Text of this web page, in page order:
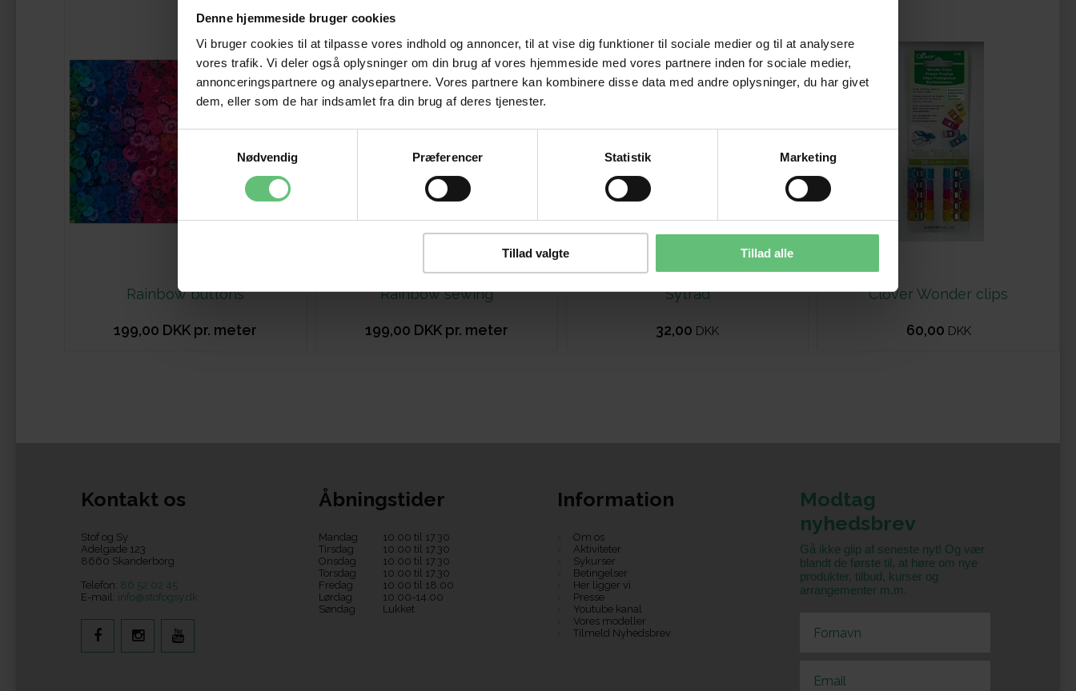
Denne hjemmeside bruger cookies
Vi bruger cookies til at tilpasse vores indhold og annoncer, til at vise dig funktioner til sociale medier og til at analysere
vores trafik. Vi deler også oplysninger om din brug af vores hjemmeside med vores partnere inden for sociale medier,
annonceringspartnere og analysepartnere. Vores partnere kan kombinere disse data med andre oplysninger, du har givet
dem, eller som de har indsamlet fra din brug af deres tjenester.
Nødvendig
Præferencer Statistik Marketing
Tillad valgte Tillad alle
Rainbow buttons
199,00 DKK pr. meter
Rainbow sewing
199,00 DKK pr. meter
Sytråd
32,00 DKK
Clover Wonder clips
60,00 DKK
Kontakt os
Stof og Sy
Adelgade 123
8660 Skanderborg
Telefon: 86 52 02 45
E-mail: info@stofogsy.dk
Åbningstider
Mandag
10.00 til 17.30
Tirsdag
10.00 til 17.30
Onsdag
10.00 til 17.30
Torsdag
10.00 til 17.30
Fredag
10.00 til 18.00
Lørdag
10.00-14.00
Søndag
Lukket
Information
Om os
Aktiviteter
Sykurser
Betingelser
Her ligger vi
Presse
Youtube kanal
Vores modeller
Tilmeld Nyhedsbrev
Modtag
nyhedsbrev
Gå ikke glip af seneste nyt! Og vær
blandt de første til, at høre om nye
produkter, tilbud, kurser og
arrangementer m.m.